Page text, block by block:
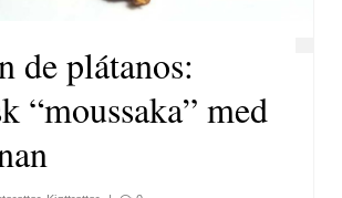
de plátanos:
“moussaka” med